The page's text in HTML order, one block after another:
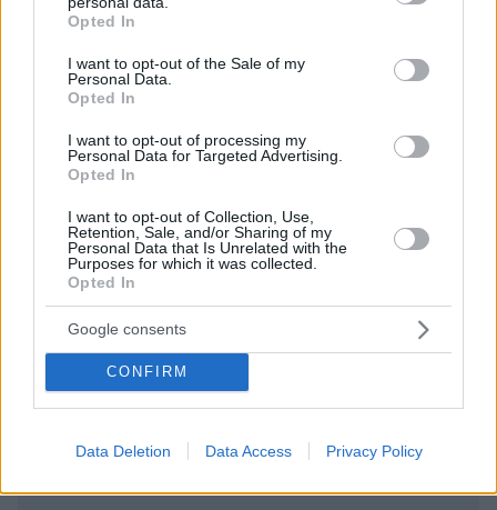
grant or deny consent to Google and its third-party tags to
use your data for below specified purposes in below Google
consent section.
Opted In
I want to opt-out of the Sale of my
Personal Data.
Opted In
I want to opt-out of processing my
Personal Data for Targeted Advertising.
Opted In
I want to opt-out of Collection, Use,
Retention, Sale, and/or Sharing of my
Personal Data that Is Unrelated with the
Purposes for which it was collected.
Opted In
Google consents
CONFIRM
Data Deletion Data Access Privacy Policy
EMAIL
ΣΧΌΛΙΟ *